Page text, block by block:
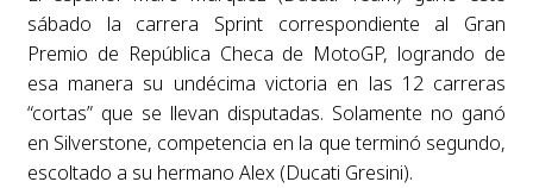
sábado la carrera Sprint correspondiente al Gran
Premio de República Checa de MotoGP, logrando de
esa manera su undécima victoria en las 12 carreras
“cortas” que se llevan disputadas. Solamente no ganó
en Silverstone, competencia en la que terminó segundo,
escoltado a su hermano Alex (Ducati Gresini).